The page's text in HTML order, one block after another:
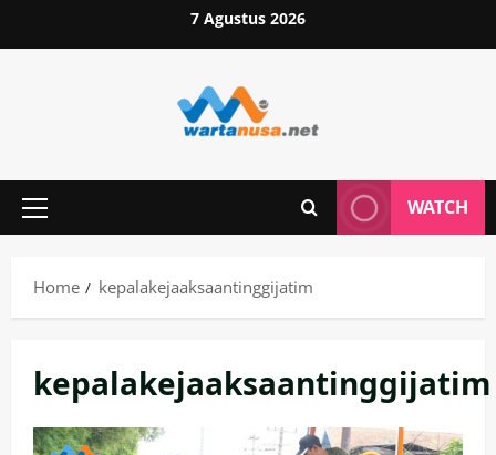
to
7 Agustus 2026
Primary
WATCH
Home kepalakejaaksaantinggijatim
kepalakejaaksaantinggijatim